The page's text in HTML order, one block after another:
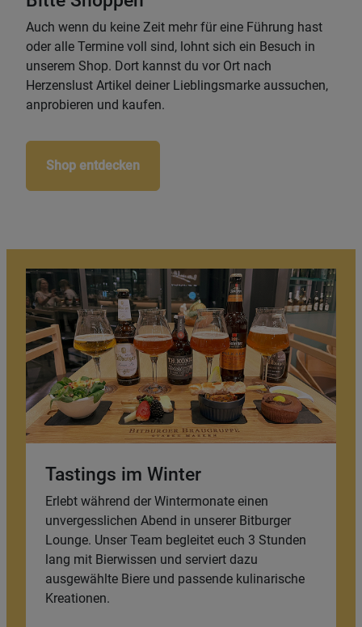
Auch wenn du keine Zeit mehr für eine Führung hast
oder alle Termine voll sind, lohnt sich ein Besuch in
unserem Shop. Dort kannst du vor Ort nach
Herzenslust Artikel deiner Lieblingsmarke aussuchen,
anprobieren und kaufen.
Shop entdecken
Tastings im Winter
Erlebt während der Wintermonate einen
unvergesslichen Abend in unserer Bitburger
Lounge. Unser Team begleitet euch 3 Stunden
lang mit Bierwissen und serviert dazu
ausgewählte Biere und passende kulinarische
Kreationen.